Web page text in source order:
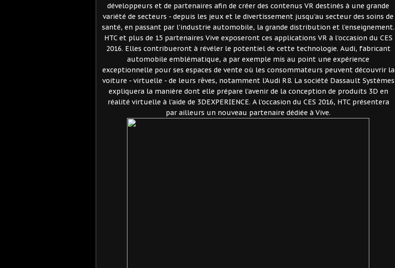
développeurs et de partenaires afin de créer des contenus VR destinés à une grande
variété de secteurs - depuis les jeux et le divertissement jusqu’au secteur des soins de
santé, en passant par l’industrie automobile, la grande distribution et l’enseignement.
HTC et plus de 15 partenaires Vive exposeront ces applications VR à l’occasion du CES
2016. Elles contribueront à révéler le potentiel de cette technologie. Audi, fabricant
automobile emblématique, a par exemple mis au point une expérience
exceptionnelle pour ses espaces de vente où les consommateurs peuvent découvrir la
voiture - virtuelle - de leurs rêves, notamment l’Audi R8. La société Dassault Systèmes
expliquera la manière dont elle prépare l’avenir de la conception de produits 3D en
réalité virtuelle à l’aide de 3DEXPERIENCE. A l’occasion du CES 2016, HTC présentera
par ailleurs un nouveau partenaire dédiée à Vive.